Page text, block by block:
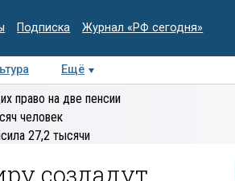
Подписка Журнал «РФ сегодня»
Ещё
Колумнисты
Деловая
право на две пенсии
человек
27,2 тысячи
создадут